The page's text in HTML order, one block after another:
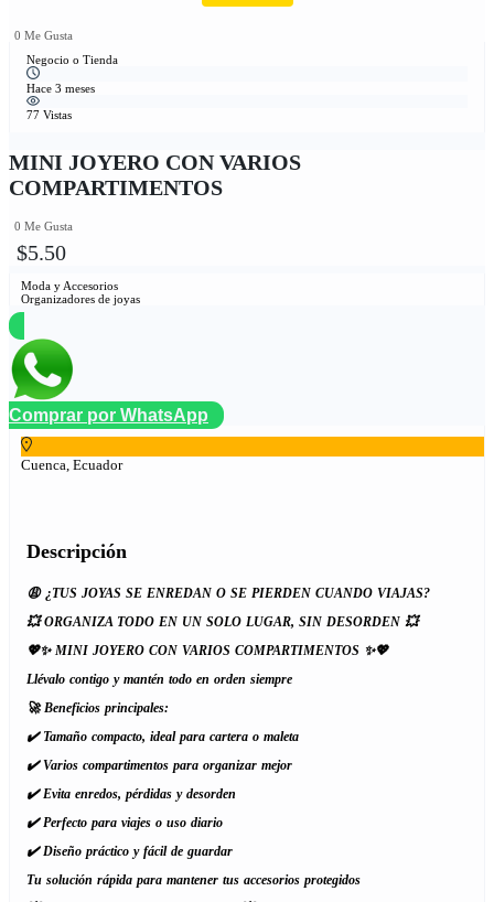
0 Me Gusta
Negocio o Tienda
Hace 3 meses
77 Vistas
MINI JOYERO CON VARIOS
COMPARTIMENTOS
0 Me Gusta
$5.50
Moda y Accesorios
Organizadores de joyas
Comprar por WhatsApp
Cuenca, Ecuador
Descripción
😩 ¿TUS JOYAS SE ENREDAN O SE PIERDEN CUANDO VIAJAS?
💥 ORGANIZA TODO EN UN SOLO LUGAR, SIN DESORDEN 💥
💖✨ MINI JOYERO CON VARIOS COMPARTIMENTOS ✨💖
Llévalo contigo y mantén todo en orden siempre
🚀 Beneficios principales:
✔️ Tamaño compacto, ideal para cartera o maleta
✔️ Varios compartimentos para organizar mejor
✔️ Evita enredos, pérdidas y desorden
✔️ Perfecto para viajes o uso diario
✔️ Diseño práctico y fácil de guardar
Tu solución rápida para mantener tus accesorios protegidos